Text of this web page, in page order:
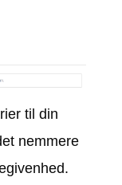
til din
nemmere